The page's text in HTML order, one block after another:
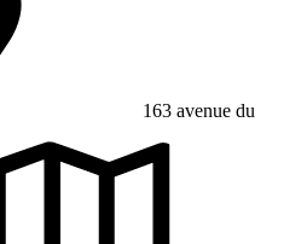
163 avenue du